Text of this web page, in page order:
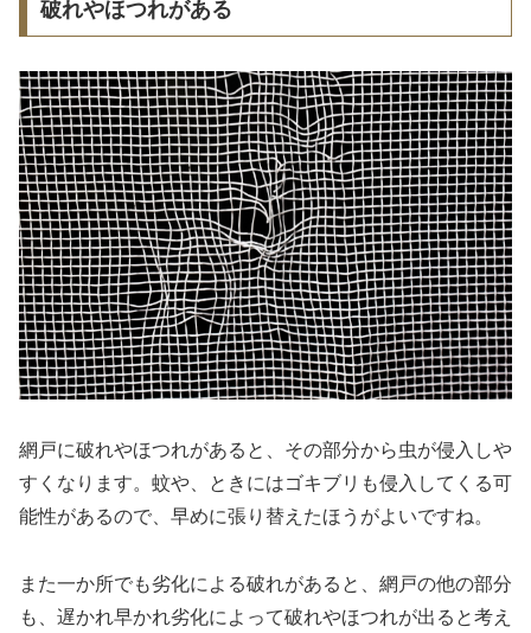
破れやほつれがある
網戸に破れやほつれがあると、その部分から虫が侵入しや
すくなります。蚊や、ときにはゴキブリも侵入してくる可
能性があるので、早めに張り替えたほうがよいですね。
また一か所でも劣化による破れがあると、網戸の他の部分
も、遅かれ早かれ劣化によって破れやほつれが出ると考え